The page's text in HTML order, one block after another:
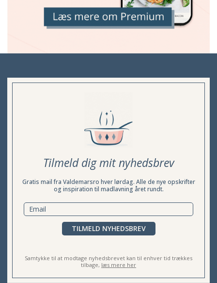
Tilmeld dig mit nyhedsbrev
Gratis mail fra Valdemarsro hver lørdag. Alle de nye opskrifter
og inspiration til madlavning året rundt.
TILMELD NYHEDSBREV
Samtykke til at modtage nyhedsbrevet kan til enhver tid trækkes
tilbage, læs mere her